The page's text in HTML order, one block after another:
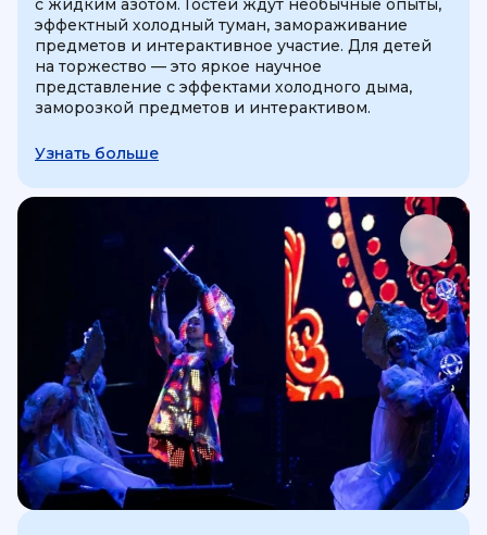
с жидким азотом. Гостей ждут необычные опыты,
эффектный холодный туман, замораживание
предметов и интерактивное участие. Для детей
на торжество — это яркое научное
представление с эффектами холодного дыма,
заморозкой предметов и интерактивом.
Узнать больше